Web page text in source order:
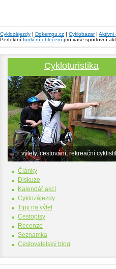
Cyklozájezdy | Dokempu.cz | Cyklobazar| Aktivni
Perfektní funkční oblečení pro vaše sportovní
Cykloturistika
výlety, cestování, rekreační
Články
Diskuze
Kalendář akcí
Cyklozájezdy
Tipy na výlet
Cestopisy
Recenze
Seznamka
Cestovatelský blog